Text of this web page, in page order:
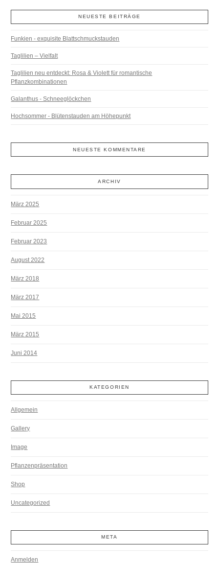
NEUESTE BEITRÄGE
Funkien - exquisite Blattschmuckstauden
Taglilien – Vielfalt
Taglilien neu entdeckt: Rosa & Violett für romantische
Pflanzkombinationen
Galanthus - Schneeglöckchen
Hochsommer - Blütenstauden am Höhepunkt
NEUESTE KOMMENTARE
ARCHIV
März 2025
Februar 2025
Februar 2023
August 2022
März 2018
März 2017
Mai 2015
März 2015
Juni 2014
KATEGORIEN
Allgemein
Gallery
Image
Pflanzenpräsentation
Shop
Uncategorized
META
Anmelden